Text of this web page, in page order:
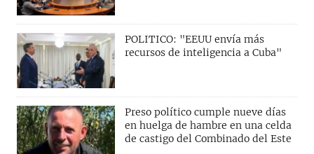
POLITICO: "EEUU envía más
recursos de inteligencia a Cuba"
Preso político cumple nueve días
en huelga de hambre en una celda
de castigo del Combinado del Este